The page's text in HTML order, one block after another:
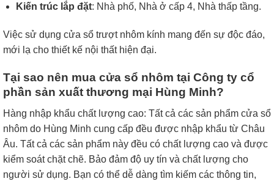
Kiến trúc lắp đặt: Nhà phố, Nhà ở cấp 4, Nhà thấp tầng.
Việc sử dụng cửa sổ trượt nhôm kính mang đến sự độc đáo,
mới lạ cho thiết kế nội thất hiện đại.
Tại sao nên mua cửa sổ nhôm tại Công ty cổ
phần sản xuất thương mại Hùng Minh?
Hàng nhập khẩu chất lượng cao: Tất cả các sản phẩm cửa sổ
nhôm do Hùng Minh cung cấp đều được nhập khẩu từ Châu
Âu. Tất cả các sản phẩm này đều có chất lượng cao và được
kiểm soát chặt chẽ. Bảo đảm độ uy tín và chất lượng cho
người sử dụng. Bạn có thể dễ dàng tìm kiếm các thông tin,